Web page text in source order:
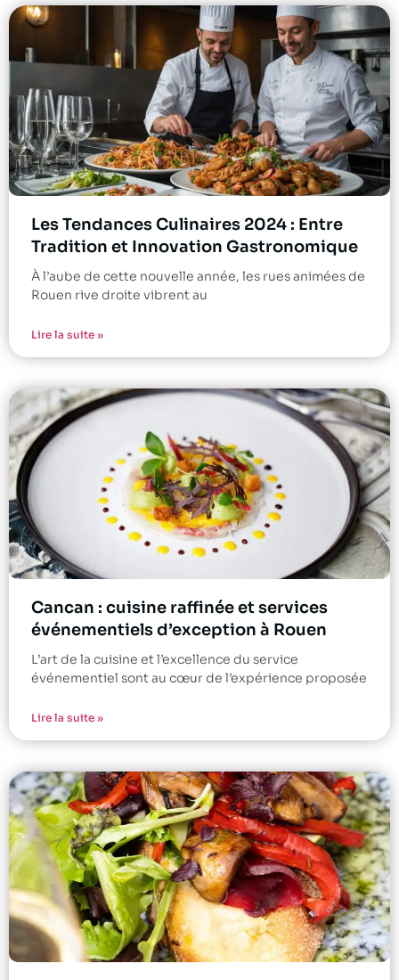
Les Tendances Culinaires 2024 : Entre
Tradition et Innovation Gastronomique
À l’aube de cette nouvelle année, les rues animées de
Rouen rive droite vibrent au
Lire la suite »
Cancan : cuisine raffinée et services
événementiels d’exception à Rouen
L’art de la cuisine et l’excellence du service
événementiel sont au cœur de l’expérience proposée
Lire la suite »